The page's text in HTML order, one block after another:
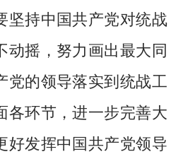
坚持中国共产党对统战
动摇，努力画出最大同
党的领导落实到统战工
各环节，进一步完善大
好发挥中国共产党领导